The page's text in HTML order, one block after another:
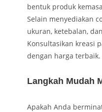
bentuk produk
Selain menyediakan
ukuran, ketebalan,
Konsultasikan kreasi
dengan harga terbaik.
Langkah Mudah
Apakah Anda